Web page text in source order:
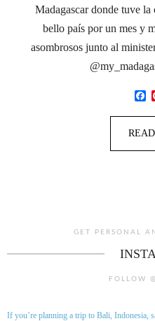
Madagascar donde tuve
bello país por un mes y
asombrosos junto al
GET PERSONAL
FOLLOW
If you’re planning a trip to Bali, Indonesia,